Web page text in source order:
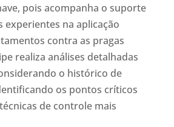
pois acompanha o suporte
experientes na aplicação
contra as pragas
realiza análises detalhadas
o histórico de
os pontos críticos
de controle mais